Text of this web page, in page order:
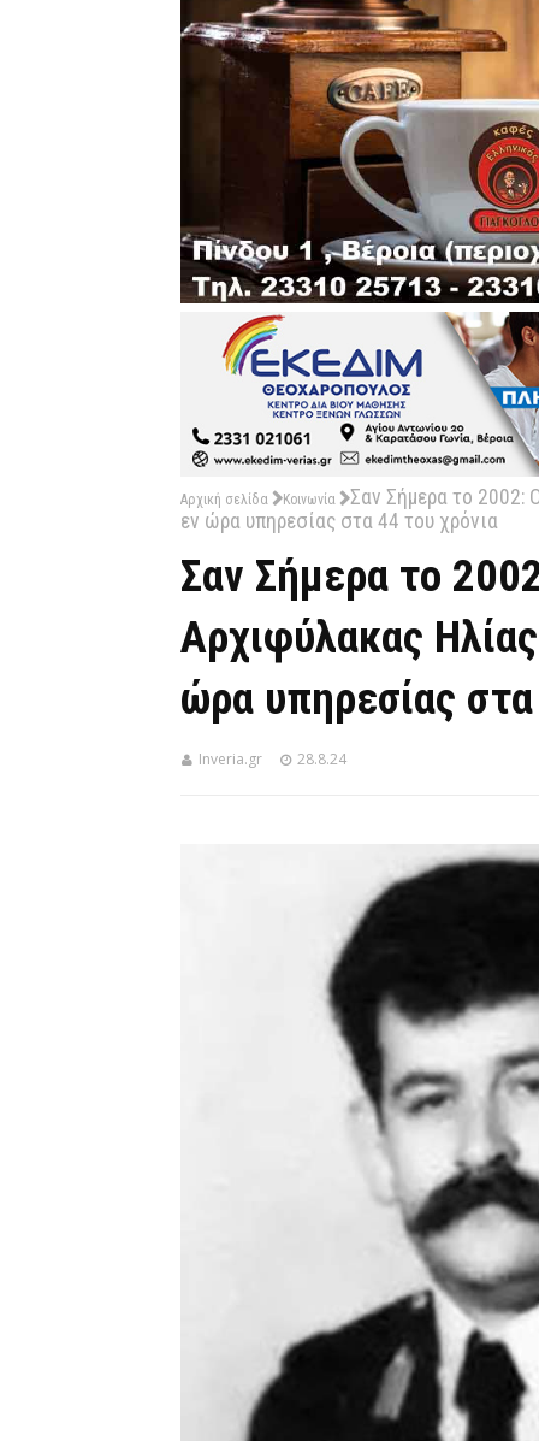
Αρχική σελίδα Κοινωνία
Σαν Σήμερα το 2002:
εν ώρα υπηρεσίας στα 44 του χρόνια
Σαν Σήμερα το
Αρχιφύλακας
ώρα υπηρεσίας
Inveria.gr 28.8.24